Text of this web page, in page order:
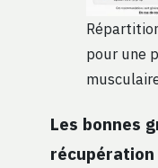
pour une
Les bonnes
récupération